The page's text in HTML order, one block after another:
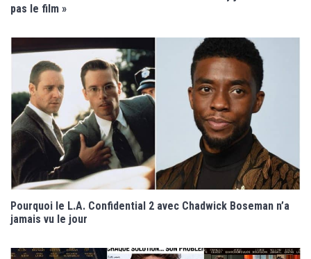
pas le film »
Pourquoi le L.A. Confidential 2 avec Chadwick Boseman n’a
jamais vu le jour